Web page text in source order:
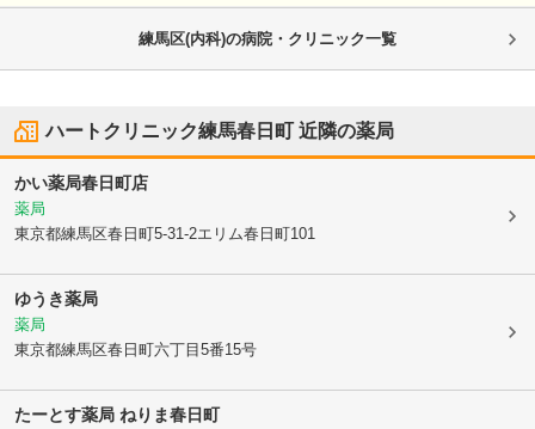
練馬区(内科)の病院・クリニック一覧
ハートクリニック練馬春日町 近隣の薬局
かい薬局春日町店
薬局
東京都練馬区春日町5-31-2エリム春日町101
ゆうき薬局
薬局
東京都練馬区春日町六丁目5番15号
たーとす薬局 ねりま春日町